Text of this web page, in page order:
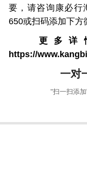
要，请咨询康必行
650或扫码添加下方
更多
https://
一对
"扫一扫添